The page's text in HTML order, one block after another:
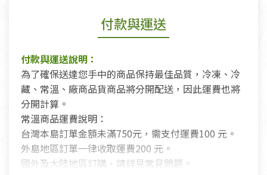
付款與運送
付款與運送說明：
為了確保送達您手中的商品保持最佳品質，冷凍、冷
藏、常溫、廠商品貨商品將分開配送，因此運費也將
分開計算。
常溫商品運費說明：
台灣本島訂單金額未滿750元，需支付運費100 元。
外島地區訂單一律收取運費200 元。
國外及大陸地區訂購，請詳見常見問題。